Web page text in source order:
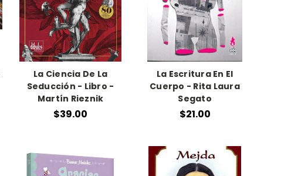
La Ciencia De La
Seducción - Libro -
Martín Rieznik
$39.00
La Escritura En El
Cuerpo - Rita Laura
Segato
$21.00